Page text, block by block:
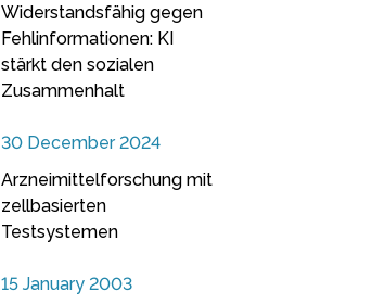
Widerstandsfähig gegen
Fehlinformationen: KI
stärkt den sozialen
Zusammenhalt
30 December 2024
Arzneimittelforschung mit
zellbasierten
Testsystemen
15 January 2003